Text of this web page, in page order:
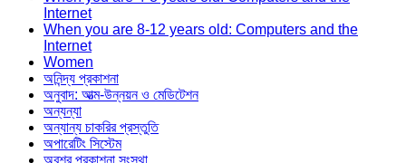
Internet
When you are 8-12 years old: Computers and the
Internet
Women
অনিন্দ্য প্রকাশনা
অনুবাদ: আত্ম-উন্নয়ন ও মেডিটেশন
অন্যন্যা
অন্যান্য চাকরির প্রস্তুতি
অপারেটিং সিস্টেম
অবশর প্রকাশনা সংস্থা